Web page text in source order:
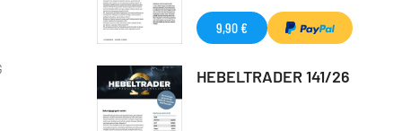
9,90 €
HEBELTRADER 141/26